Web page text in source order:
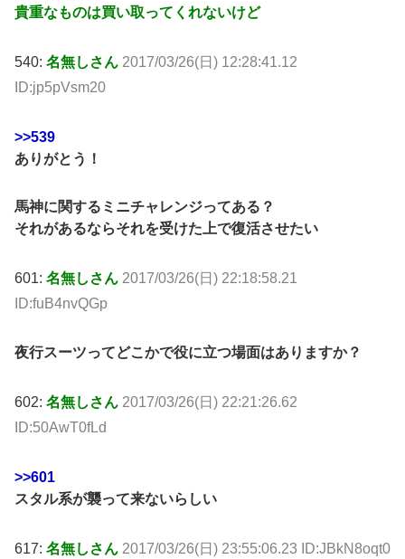
貴重なものは買い取ってくれないけど
540: 名無しさん 2017/03/26(日) 12:28:41.12
ID:jp5pVsm20
>>539
ありがとう！
馬神に関するミニチャレンジってある？
それがあるならそれを受けた上で復活させたい
601: 名無しさん 2017/03/26(日) 22:18:58.21
ID:fuB4nvQGp
夜行スーツってどこかで役に立つ場面はありますか？
602: 名無しさん 2017/03/26(日) 22:21:26.62
ID:50AwT0fLd
>>601
スタル系が襲って来ないらしい
617: 名無しさん 2017/03/26(日) 23:55:06.23 ID:JBkN8oqt0